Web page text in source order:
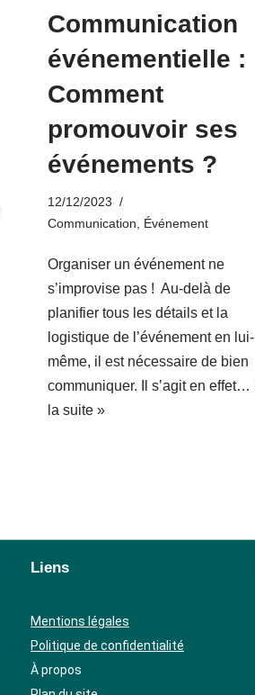
Communication
événementielle :
Comment
promouvoir ses
événements ?
12/12/2023
Communication, Événement
Organiser un événement ne
s’improvise pas ! Au-delà de
planifier tous les détails et la
logistique de l’événement en lui-
même, il est nécessaire de bien
communiquer. Il s’agit en effet…
la suite »
Liens
Mentions légales
Politique de confidentialité
À propos